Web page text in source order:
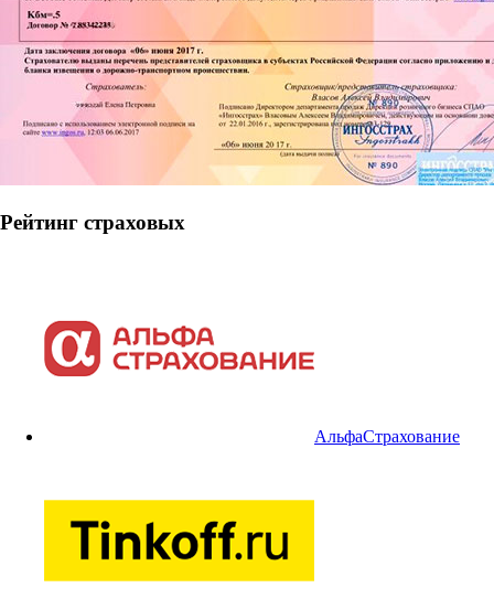
Рейтинг страховых
АльфаСтрахование